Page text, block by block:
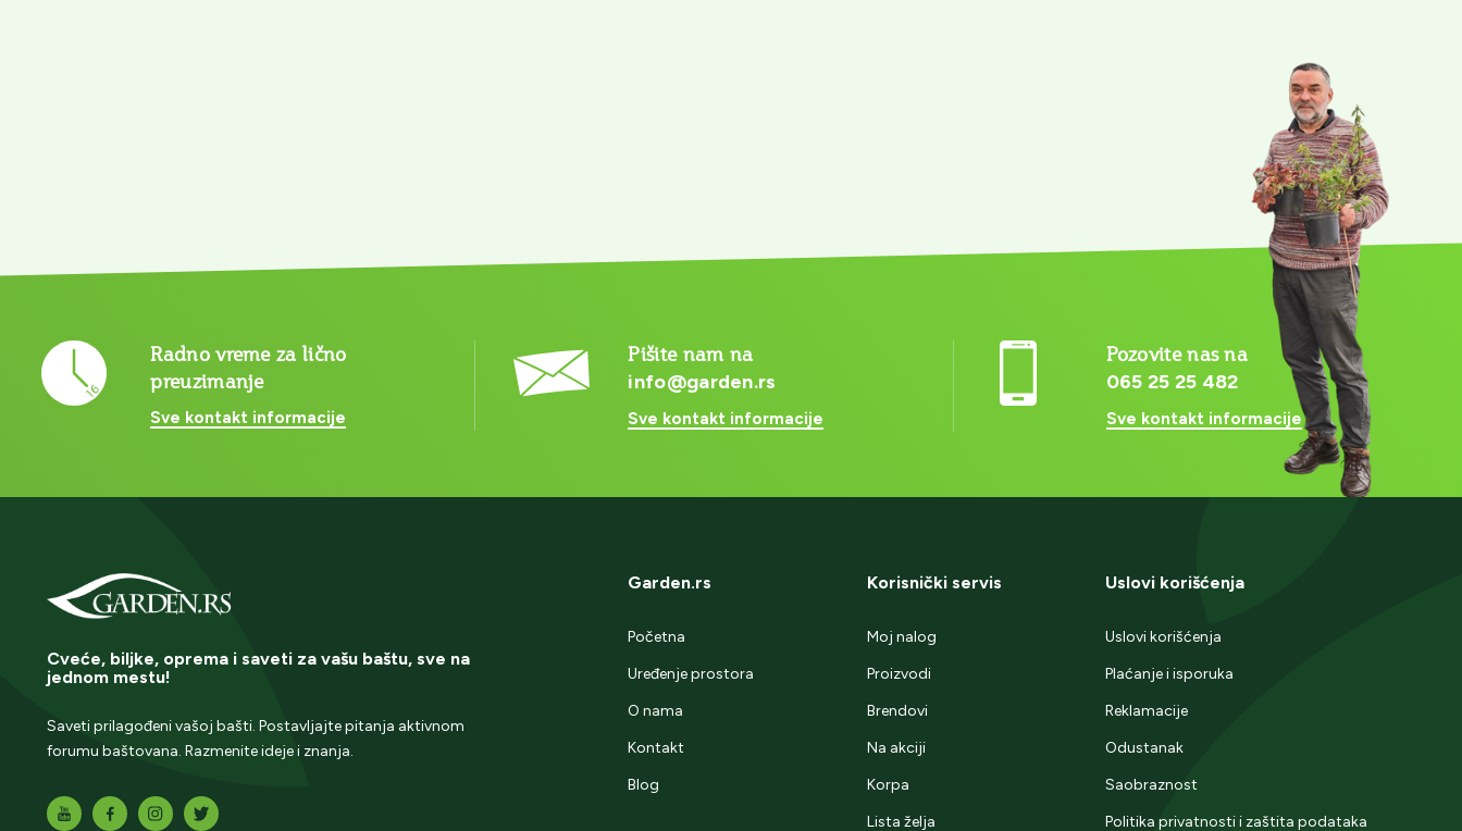
Radno vreme za lično
preuzimanje
Sve kontakt informacije
Pišite nam na
info@garden.rs
Sve kontakt informacije
Pozovite nas na
065 25 25 482
Sve kontakt informacije
Cveće, biljke, oprema i saveti za vašu baštu, sve na
jednom mestu!
Saveti prilagođeni vašoj bašti. Postavljajte pitanja aktivnom
forumu baštovana. Razmenite ideje i znanja.
Garden.rs
Početna
Uređenje prostora
O nama
Kontakt
Blog
Korisnički servis
Moj nalog
Proizvodi
Brendovi
Na akciji
Korpa
Lista želja
Uslovi korišćenja
Uslovi korišćenja
Plaćanje i isporuka
Reklamacije
Odustanak
Saobraznost
Politika privatnosti i zaštita podataka